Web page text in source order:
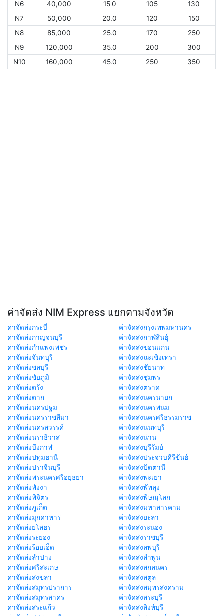
N6
40,000 15.0 105
130
N7
50,000 20.0 120
150
N8
85,000 25.0 170
250
N9
120,000 35.0 200
300
N10
160,000 45.0 250 350
ค่าจัดส่ง NIM Express แยกตามจังหวัด
ค่าจัดส่งกระบี่
ค่าจัดส่งกรุงเทพมหานคร
ค่าจัดส่งกาญจนบุรี
ค่าจัดส่งกาฬสินธุ์
ค่าจัดส่งกำแพงเพชร
ค่าจัดส่งขอนแก่น
ค่าจัดส่งจันทบุรี
ค่าจัดส่งฉะเชิงเทรา
ค่าจัดส่งชลบุรี
ค่าจัดส่งชัยนาท
ค่าจัดส่งชัยภูมิ
ค่าจัดส่งชุมพร
ค่าจัดส่งตรัง
ค่าจัดส่งตราด
ค่าจัดส่งตาก
ค่าจัดส่งนครนายก
ค่าจัดส่งนครปฐม
ค่าจัดส่งนครพนม
ค่าจัดส่งนครราชสีมา
ค่าจัดส่งนครศรีธรรมราช
ค่าจัดส่งนครสวรรค์
ค่าจัดส่งนนทบุรี
ค่าจัดส่งนราธิวาส
ค่าจัดส่งน่าน
ค่าจัดส่งบึงกาฬ
ค่าจัดส่งบุรีรัมย์
ค่าจัดส่งปทุมธานี
ค่าจัดส่งประจวบคีรีขันธ์
ค่าจัดส่งปราจีนบุรี
ค่าจัดส่งปัตตานี
ค่าจัดส่งพระนครศรีอยุธยา
ค่าจัดส่งพะเยา
ค่าจัดส่งพังงา
ค่าจัดส่งพัทลุง
ค่าจัดส่งพิจิตร
ค่าจัดส่งพิษณุโลก
ค่าจัดส่งภูเก็ต
ค่าจัดส่งมหาสารคาม
ค่าจัดส่งมุกดาหาร
ค่าจัดส่งยะลา
ค่าจัดส่งยโสธร
ค่าจัดส่งระนอง
ค่าจัดส่งระยอง
ค่าจัดส่งราชบุรี
ค่าจัดส่งร้อยเอ็ด
ค่าจัดส่งลพบุรี
ค่าจัดส่งลำปาง
ค่าจัดส่งลำพูน
ค่าจัดส่งศรีสะเกษ
ค่าจัดส่งสกลนคร
ค่าจัดส่งสงขลา
ค่าจัดส่งสตูล
ค่าจัดส่งสมุทรปราการ
ค่าจัดส่งสมุทรสงคราม
ค่าจัดส่งสมุทรสาคร
ค่าจัดส่งสระบุรี
ค่าจัดส่งสระแก้ว
ค่าจัดส่งสิงห์บุรี